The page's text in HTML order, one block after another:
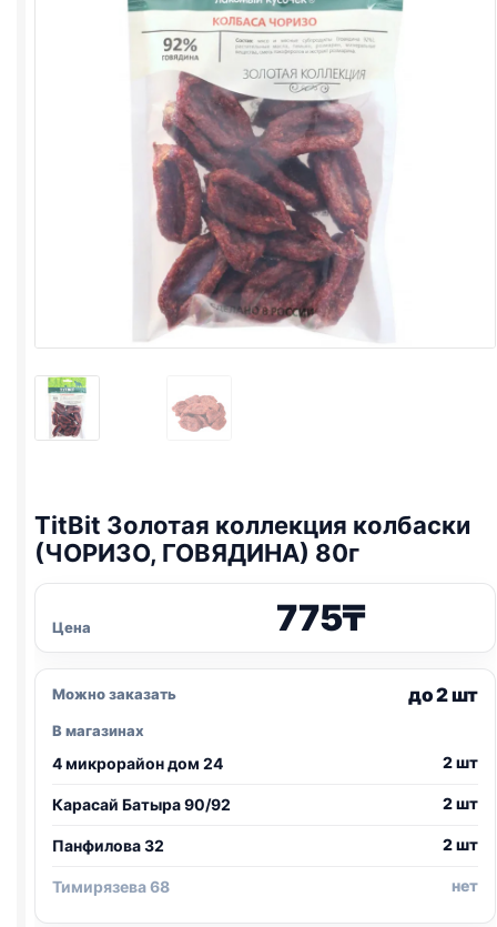
TitBit Золотая коллекция колбаски
(ЧОРИЗО, ГОВЯДИНА) 80г
Цена 775₸
Можно заказать до 2 шт
В магазинах
4 микрорайон дом 24 2 шт
Карасай Батыра 90/92 2 шт
Панфилова 32 2 шт
Тимирязева 68 нет